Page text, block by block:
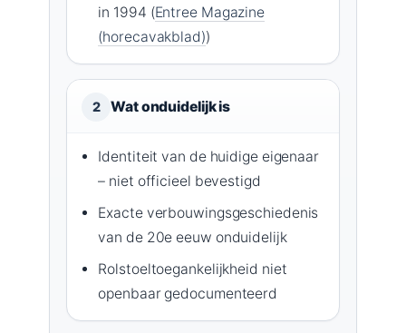
in 1994 (Entree Magazine
(horecavakblad))
2 Wat onduidelijk is
Identiteit van de huidige eigenaar
– niet officieel bevestigd
Exacte verbouwingsgeschiedenis
van de 20e eeuw onduidelijk
Rolstoeltoegankelijkheid niet
openbaar gedocumenteerd